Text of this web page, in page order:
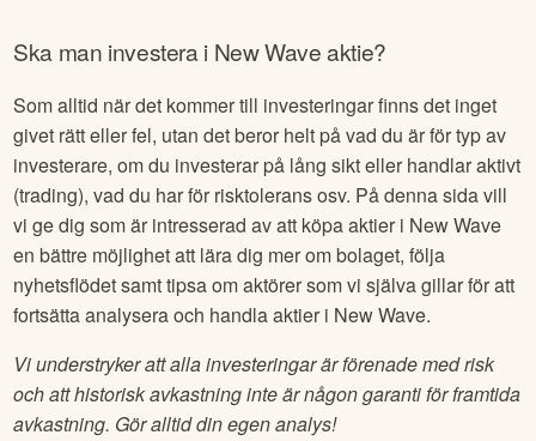
Ska man investera i New Waveaktie?
Som alltid när det kommer till investeringar finns det inget
givet rätt eller fel, utan det beror helt på vad du är för typ av
investerare, om du investerar på lång sikt eller handlar aktivt
(trading), vad du har för risktolerans osv. På denna sida vill
vi ge dig som är intresserad av att köpa aktier i New Wave
en bättre möjlighet att lära dig mer om bolaget, följa
nyhetsflödet samt tipsa om aktörer som vi själva gillar för att
fortsätta analysera och handla aktier i New Wave.
Vi understryker att alla investeringar är förenade med risk
och att historisk avkastning inte är någon garanti för framtida
avkastning. Gör alltid din egen analys!